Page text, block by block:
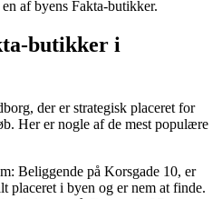
af byens Fakta-butikker.
butikker i
der er strategisk placeret for
Her er nogle af de mest populære
Beliggende på Korsgade 10, er
placeret i byen og er nem at finde.